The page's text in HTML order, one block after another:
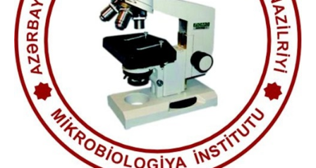
Nəşrlər
Əlaqə